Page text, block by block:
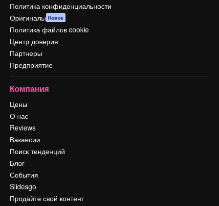
Политика конфиденциальности
Оригиналы Новое
Политика файлов cookie
Центр доверия
Партнеры
Предприятие
Компания
Цены
О нас
Reviews
Вакансии
Поиск тенденций
Блог
События
Slidesgo
Продайте свой контент